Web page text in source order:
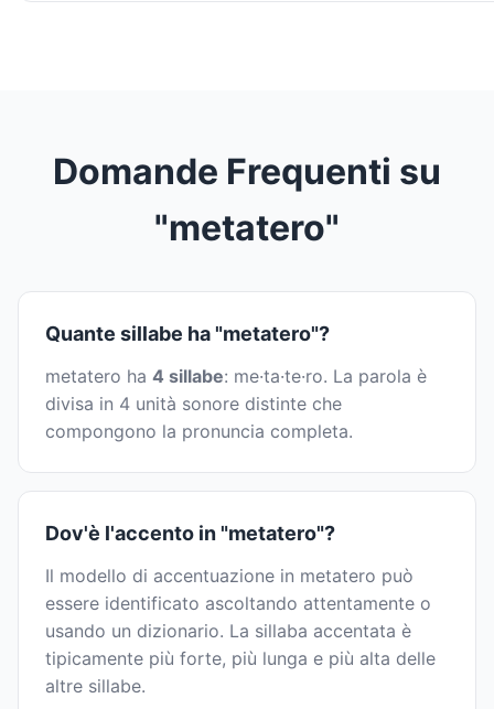
Domande Frequenti su
"metatero"
Quante sillabe ha "metatero"?
metatero ha 4 sillabe: me·ta·te·ro. La parola è
divisa in 4 unità sonore distinte che
compongono la pronuncia completa.
Dov'è l'accento in "metatero"?
Il modello di accentuazione in metatero può
essere identificato ascoltando attentamente o
usando un dizionario. La sillaba accentata è
tipicamente più forte, più lunga e più alta delle
altre sillabe.